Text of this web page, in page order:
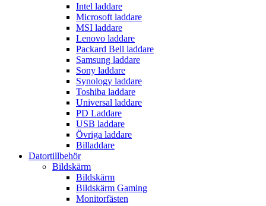
Intel laddare
Microsoft laddare
MSI laddare
Lenovo laddare
Packard Bell laddare
Samsung laddare
Sony laddare
Synology laddare
Toshiba laddare
Universal laddare
PD Laddare
USB laddare
Övriga laddare
Billaddare
Datortillbehör
Bildskärm
Bildskärm
Bildskärm Gaming
Monitorfästen